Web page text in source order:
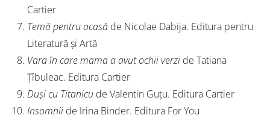
Cartier
Temă pentru acasă de Nicolae Dabija. Editura pentru
Literatură și Artă
Vara în care mama a avut ochii verzi de Tatiana
Țîbuleac. Editura Cartier
Duși cu Titanicu de Valentin Guțu. Editura Cartier
Insomnii de Irina Binder. Editura For You